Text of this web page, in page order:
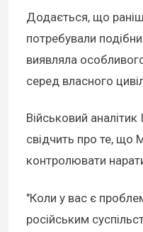
Додається, що
потребували
виявляла
серед власного
Військовий
свідчить про те, що
контролювати
"Коли у вас є
російським